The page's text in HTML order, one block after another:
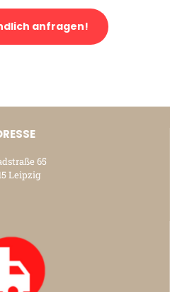
anfragen!
65
Leipzig